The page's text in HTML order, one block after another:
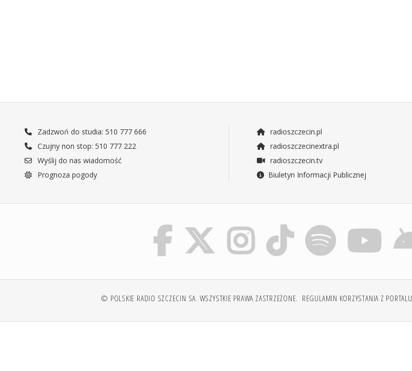
Zadzwoń do studia: 510 777 666
Czujny non stop: 510 777 222
Wyślij do nas wiadomość
Prognoza pogody
radioszczecin.pl
radioszczecinextra.pl
radioszczecin.tv
Biuletyn Informacji Publicznej
© POLSKIE RADIO SZCZECIN SA. WSZYSTKIE PRAWA ZASTRZEŻONE. REGULAMIN KORZYSTANIA Z PORTALU